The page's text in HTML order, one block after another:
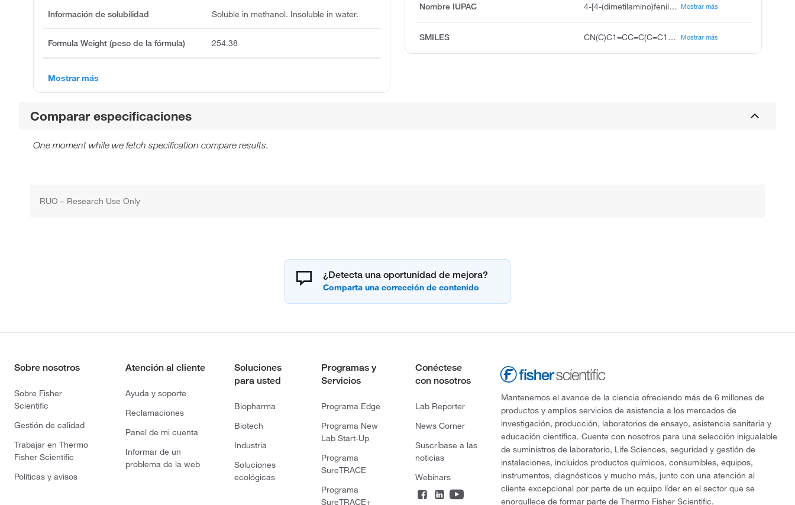
Nombre IUPAC 4-[4-(dimetilamino)fenil]metil]-N,N-dimetilanilina Mostrar más
SMILES CN(C)C1=CC=C(C=C1)CC2=CC=C(C=C2)N(C)C Mostrar más
Información de solubilidad Soluble in methanol. Insoluble in water.
Formula Weight (peso de la fórmula) 254.38
Mostrar más
Comparar especificaciones
One moment while we fetch specification compare results.
RUO – Research Use Only
¿Detecta una oportunidad de mejora?
Sobre nosotros
Sobre Fisher
Scientific
Gestión de calidad
Trabajar en Thermo
Fisher Scientific
Políticas y avisos
Atención al cliente
Ayuda y soporte
Reclamaciones
Panel de mi cuenta
Informar de un
problema de la web
Soluciones
para usted
Biopharma
Biotech
Industria
Soluciones
ecológicas
Programas y
Servicios
Programa Edge
Programa New
Lab Start-Up
Programa
SureTRACE
Programa
SureTRACE+
Conéctese
con nosotros
Lab Reporter
News Corner
Suscríbase a las
noticias
Webinars
Mantenemos el avance de la ciencia ofreciendo más de 6 millones de
productos y amplios servicios de asistencia a los mercados de
investigación, producción, laboratorios de ensayo, asistencia sanitaria y
educación científica. Cuente con nosotros para una selección inigualable
de suministros de laboratorio, Life Sciences, seguridad y gestión de
instalaciones, incluidos productos químicos, consumibles, equipos,
instrumentos, diagnósticos y mucho más, junto con una atención al
cliente excepcional por parte de un equipo líder en el sector que se
enorgullece de formar parte de Thermo Fisher Scientific.